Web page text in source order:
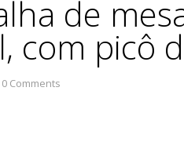
de
com picô
0 Comments